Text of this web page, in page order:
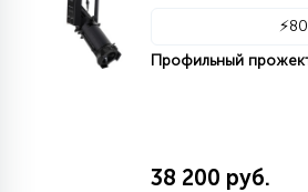
⚡
Профильный
38 200 руб.